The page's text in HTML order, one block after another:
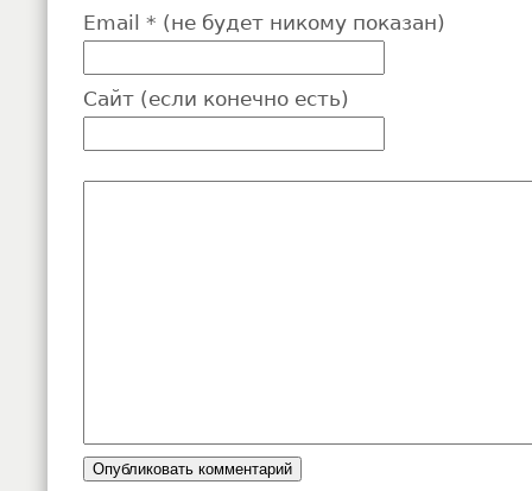
Email * (не будет никому показан)
Сайт (если конечно есть)